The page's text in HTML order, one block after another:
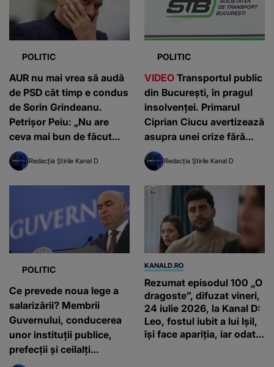
POLITIC
AUR nu mai vrea să audă
de PSD cât timp e condus
de Sorin Grindeanu.
Petrișor Peiu: „Nu are
ceva mai bun de făcut
decât să jignească
singurul partid care îl
Redacția Știrile Kanal D
POLITIC
VIDEO Transportul public
din București, în pragul
insolvenței. Primarul
Ciprian Ciucu avertizează
asupra unei crize fără
precedent: ”Grav de tot”
Redacția Știrile Kanal D
POLITIC
Ce prevede noua lege a
salarizării? Membrii
Guvernului, conducerea
unor instituții publice,
prefecții și ceilalți
demnitari vor avea
KANALD.RO
Rezumat episodul 100 „O
dragoste”, difuzat vineri,
24 iulie 2026, la Kanal D:
Leo, fostul iubit a lui Ișil,
își face apariția, iar odată